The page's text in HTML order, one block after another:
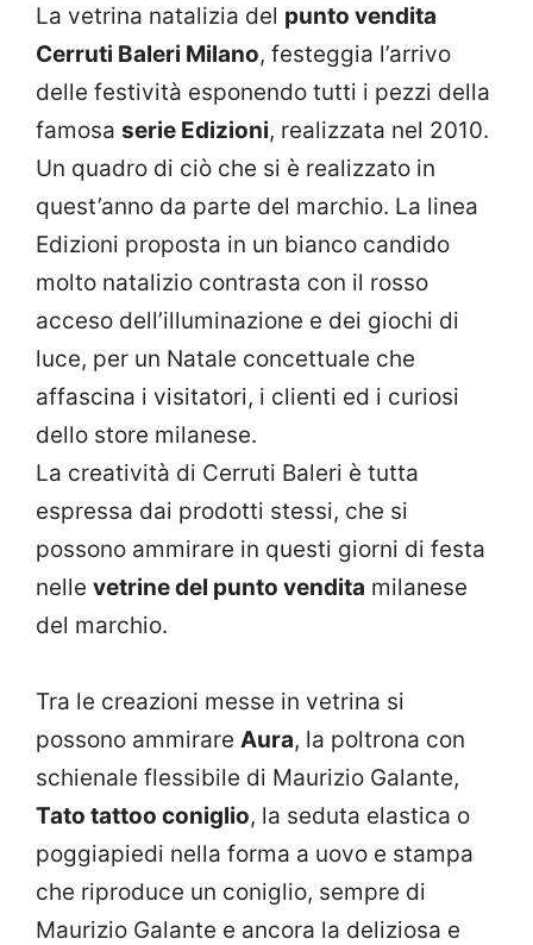
La vetrina natalizia del punto vendita
Cerruti Baleri Milano, festeggia l’arrivo
delle festività esponendo tutti i pezzi della
famosa serie Edizioni, realizzata nel 2010.
Un quadro di ciò che si è realizzato in
quest’anno da parte del marchio. La linea
Edizioni proposta in un bianco candido
molto natalizio contrasta con il rosso
acceso dell’illuminazione e dei giochi di
luce, per un Natale concettuale che
affascina i visitatori, i clienti ed i curiosi
dello store milanese.
La creatività di Cerruti Baleri è tutta
espressa dai prodotti stessi, che si
possono ammirare in questi giorni di festa
nelle vetrine del punto vendita milanese
del marchio.
Tra le creazioni messe in vetrina si
possono ammirare Aura, la poltrona con
schienale flessibile di Maurizio Galante,
Tato tattoo coniglio, la seduta elastica o
poggiapiedi nella forma a uovo e stampa
che riproduce un coniglio, sempre di
Maurizio Galante e ancora la deliziosa e